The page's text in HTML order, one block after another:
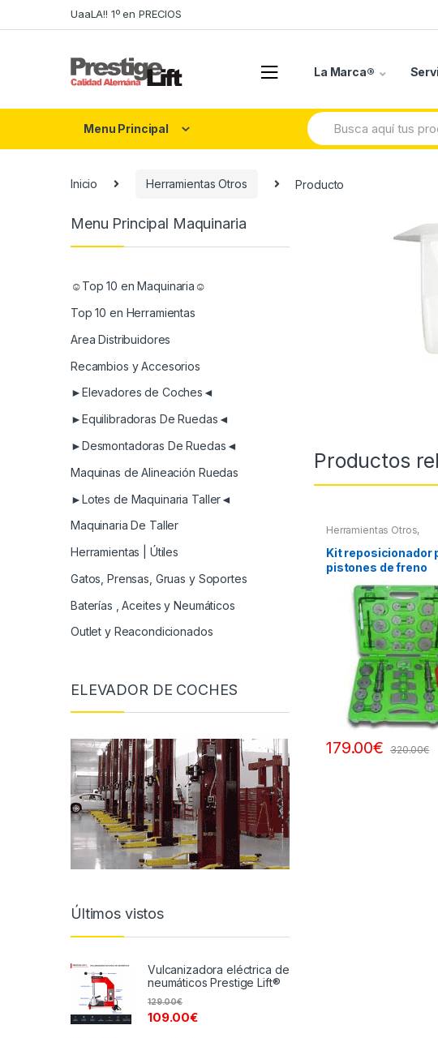
to
to
UaaLA!! 1º en PRECIOS
La Marca®
Menu Principal
Search
for:
Inicio Herramientas Otros Producto
Productos
Herramientas Otros,
Refrigeración
Kit reposicionador
pistones de freno
179.00€ 320.00€
Menu Principal Maquinaria
☺Top 10 en Maquinaria☺
Top 10 en Herramientas
Area Distribuidores
Recambios y Accesorios
►Elevadores de Coches◄
►Equilibradoras De Ruedas◄
►Desmontadoras De Ruedas◄
Maquinas de Alineación Ruedas
►Lotes de Maquinaria Taller◄
Maquinaria De Taller
Herramientas | Útiles
Gatos, Prensas, Gruas y Soportes
Baterías , Aceites y Neumáticos
Outlet y Reacondicionados
ELEVADOR DE COCHES
Últimos vistos
Vulcanizadora eléctrica de
neumáticos Prestige Lift®
109.00€
129.00€